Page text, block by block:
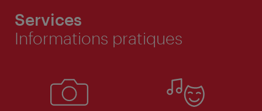
Services
Informations pratiques